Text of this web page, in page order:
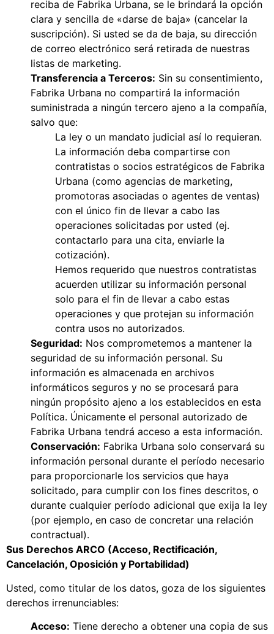
reciba de Fabrika Urbana, se le brindará la opción
clara y sencilla de «darse de baja» (cancelar la
suscripción). Si usted se da de baja, su dirección
de correo electrónico será retirada de nuestras
listas de marketing.
Transferencia a Terceros: Sin su consentimiento,
Fabrika Urbana no compartirá la información
suministrada a ningún tercero ajeno a la compañía,
salvo que:
La ley o un mandato judicial así lo requieran.
La información deba compartirse con
contratistas o socios estratégicos de Fabrika
Urbana (como agencias de marketing,
promotoras asociadas o agentes de ventas)
con el único fin de llevar a cabo las
operaciones solicitadas por usted (ej.
contactarlo para una cita, enviarle la
cotización).
Hemos requerido que nuestros contratistas
acuerden utilizar su información personal
solo para el fin de llevar a cabo estas
operaciones y que protejan su información
contra usos no autorizados.
Seguridad: Nos comprometemos a mantener la
seguridad de su información personal. Su
información es almacenada en archivos
informáticos seguros y no se procesará para
ningún propósito ajeno a los establecidos en esta
Política. Únicamente el personal autorizado de
Fabrika Urbana tendrá acceso a esta información.
Conservación: Fabrika Urbana solo conservará su
información personal durante el período necesario
para proporcionarle los servicios que haya
solicitado, para cumplir con los fines descritos, o
durante cualquier período adicional que exija la ley
(por ejemplo, en caso de concretar una relación
contractual).
Sus Derechos ARCO (Acceso, Rectificación,
Cancelación, Oposición y Portabilidad)
Usted, como titular de los datos, goza de los siguientes
derechos irrenunciables:
Acceso: Tiene derecho a obtener una copia de sus